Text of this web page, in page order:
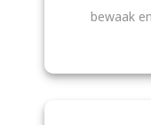
bewaak